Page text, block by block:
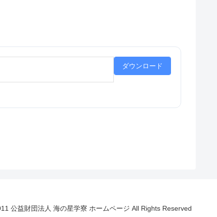
ダウンロード
公益財団法人 海の星学寮 ホームページ All Rights Reserved